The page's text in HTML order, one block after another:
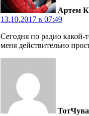
Артем
13.10.2017 в 07:49
Сегодня по радио какой-
меня действительно